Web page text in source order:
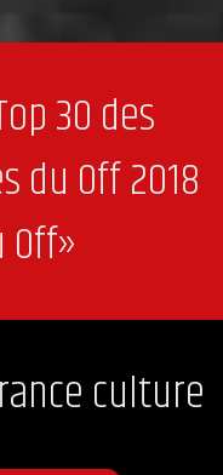
30 des
du Off 2018
culture